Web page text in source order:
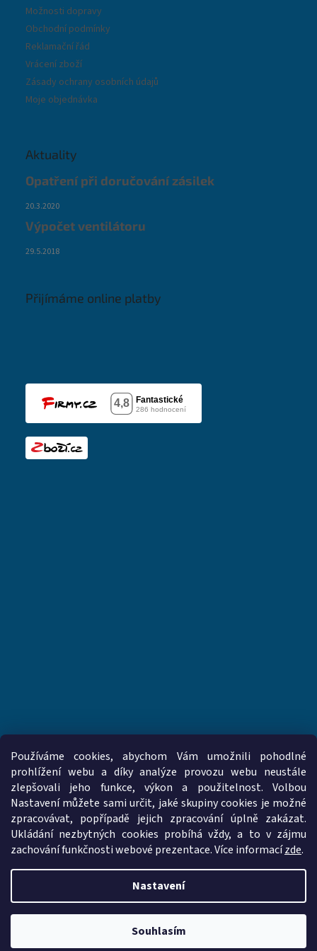
Používáme cookies, abychom Vám umožnili pohodlné
prohlížení webu a díky analýze provozu webu neustále
zlepšovali jeho funkce, výkon a použitelnost. Volbou
Nastavení můžete sami určit, jaké skupiny cookies je možné
zpracovávat, popřípadě jejich zpracování úplně zakázat.
Ukládání nezbytných cookies probíhá vždy, a to v zájmu
zachování funkčnosti webové prezentace. Více informacízde.
Nastavení
Souhlasím
Možnosti dopravy
Obchodní podmínky
Reklamační řád
Vrácení zboží
Zásady ochrany osobních údajů
Moje objednávka
Aktuality
Opatření při doručování zásilek
20.3.2020
Výpočet ventilátoru
29.5.2018
Přijímáme online platby
www.vzduchotechnika-ventilatory.cz www.palmat.cz
Vytvořil Shoptet
Copyright 2026vzduchotechnika-ventilatory.cz. Všechna práva
Upravit nastavení cookies